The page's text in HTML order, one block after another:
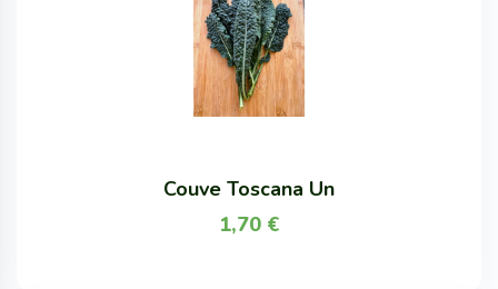
Couve Toscana Un
1,70 €